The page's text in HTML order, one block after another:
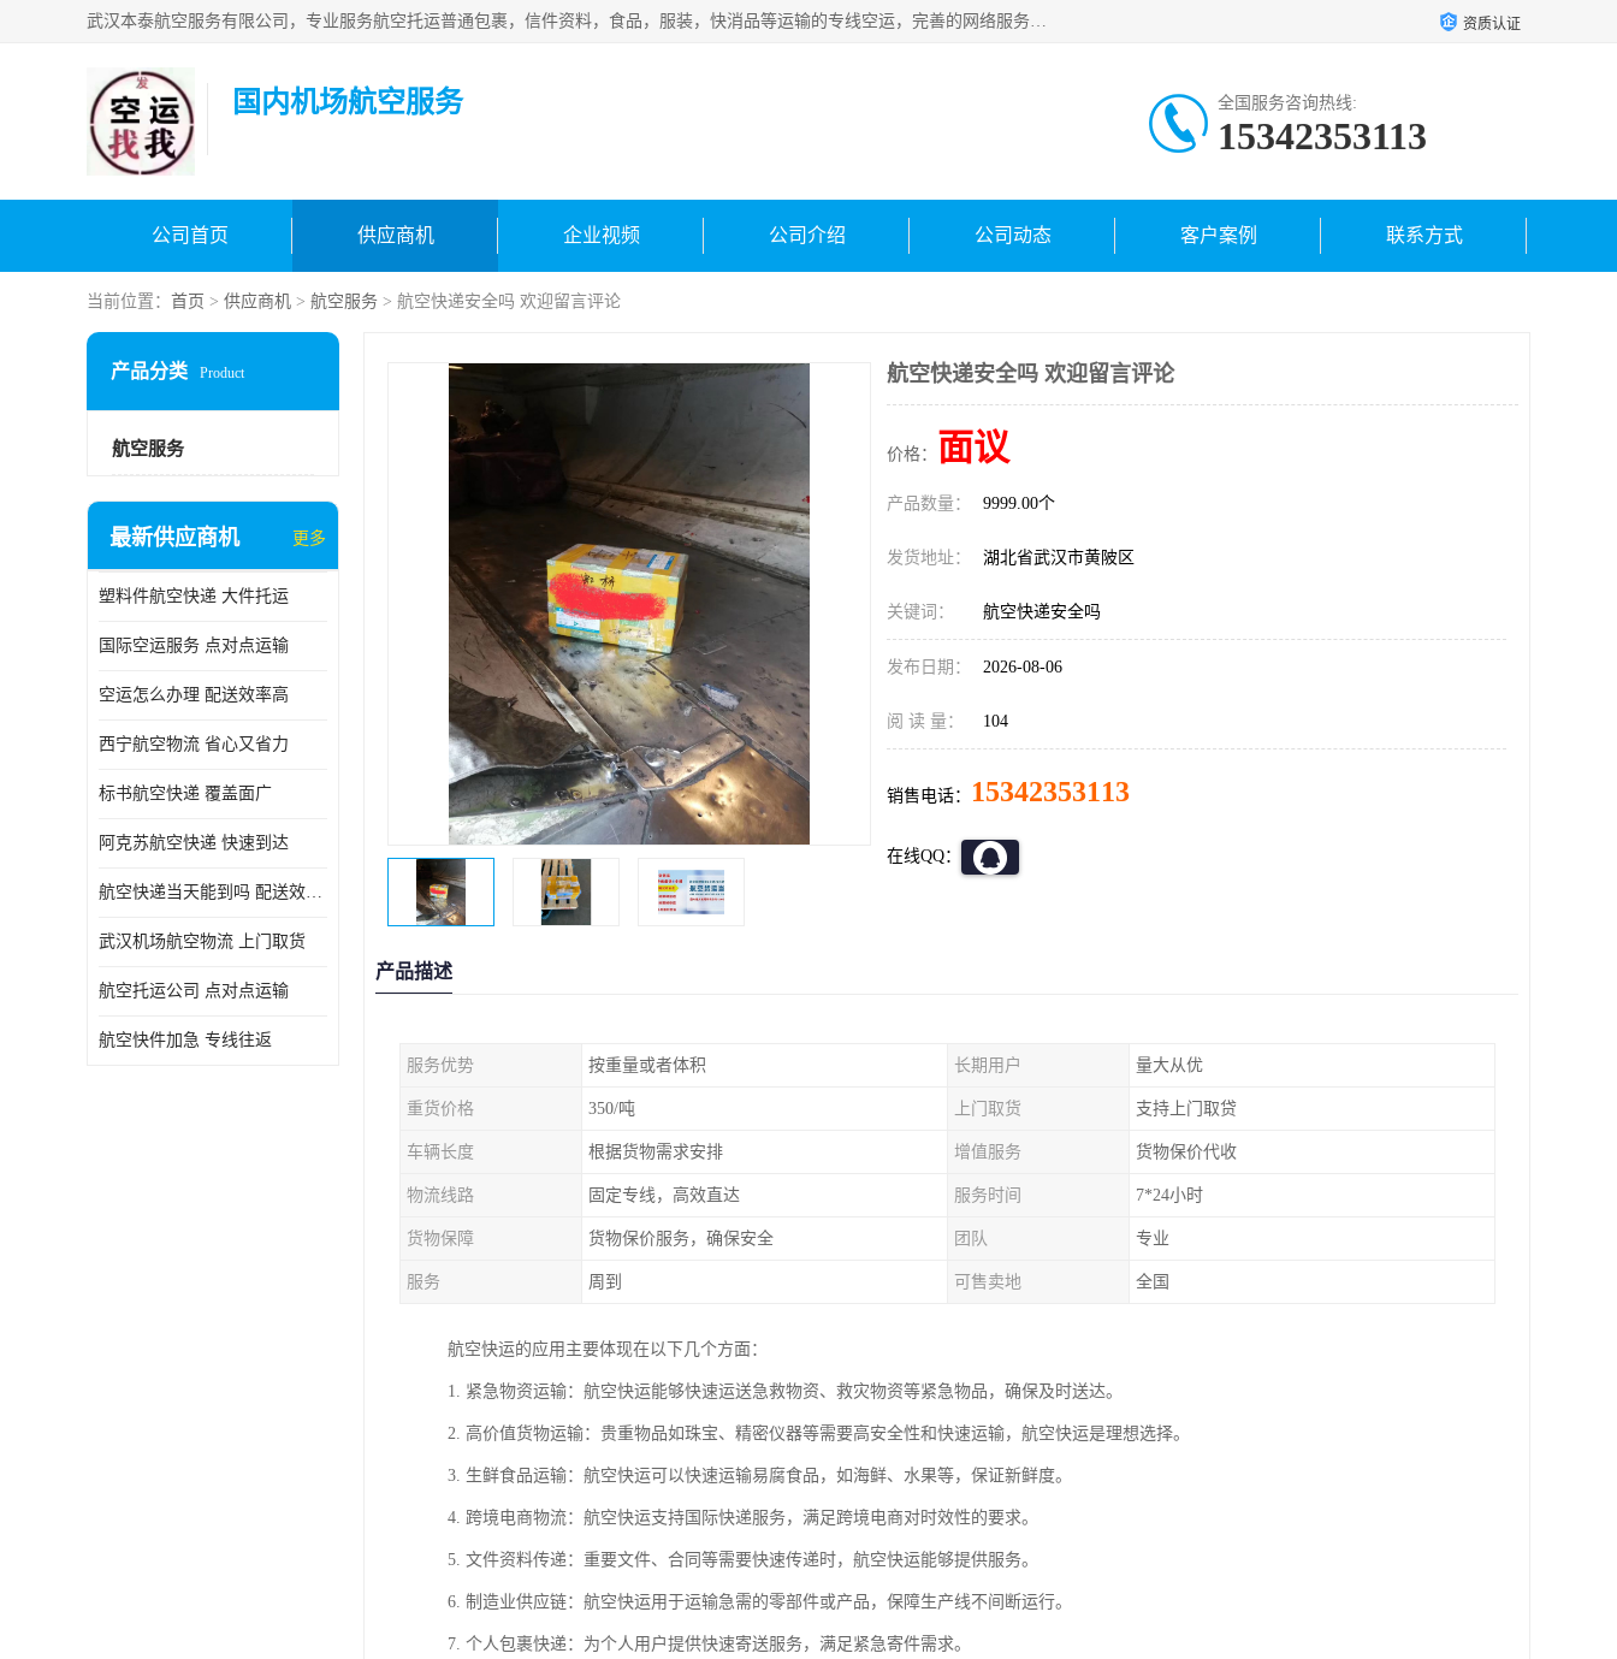
武汉本泰航空服务有限公司，专业服务航空托运普通包裹，信件资料，食品，服装，快消品等运输的专线空运，完善的网络服务确保为客户提供准确、*、安全的“门对门”服务，本着“诚信为本、精诚合作”的服务宗旨.“以安全运输为保障，以运价合理要求市场”的经营理念。武汉机场货运、武汉航空物流、武汉空运、武汉天河国际机场东方、南方、国际航空、机场空运业务覆盖国内二三线机场城市，如：武汉-敦煌、武汉-柳州等 资质认证
国内机场航空服务 全国服务咨询热线:
15342353113
公司首页 供应商机 企业视频 公司介绍 公司动态 客户案例 联系方式
当前位置： 首页 > 供应商机 > 航空服务 > 航空快递安全吗 欢迎留言评论
产品分类 Product
航空服务
最新供应商机 更多
塑料件航空快递 大件托运
国际空运服务 点对点运输
空运怎么办理 配送效率高
西宁航空物流 省心又省力
标书航空快递 覆盖面广
阿克苏航空快递 快速到达
航空快递当天能到吗 配送效率高
武汉机场航空物流 上门取货
航空托运公司 点对点运输
航空快件加急 专线往返
航空快递安全吗 欢迎留言评论
价格： 面议
产品数量： 9999.00个
发货地址： 湖北省武汉市黄陂区
关键词： 航空快递安全吗
发布日期： 2026-08-06
阅 读 量： 104
销售电话： 15342353113
在线QQ：
产品描述
服务优势 按重量或者体积 长期用户 量大从优
重货价格 350/吨 上门取货 支持上门取贷
车辆长度 根据货物需求安排 增值服务 货物保价代收
物流线路 固定专线，高效直达 服务时间 7*24小时
货物保障 货物保价服务，确保安全 团队 专业
服务 周到 可售卖地 全国
航空快运的应用主要体现在以下几个方面：
1. 紧急物资运输：航空快运能够快速运送急救物资、救灾物资等紧急物品，确保及时送达。
2. 高价值货物运输：贵重物品如珠宝、精密仪器等需要高安全性和快速运输，航空快运是理想选择。
3. 生鲜食品运输：航空快运可以快速运输易腐食品，如海鲜、水果等，保证新鲜度。
4. 跨境电商物流：航空快运支持国际快递服务，满足跨境电商对时效性的要求。
5. 文件资料传递：重要文件、合同等需要快速传递时，航空快运能够提供服务。
6. 制造业供应链：航空快运用于运输急需的零部件或产品，保障生产线不间断运行。
7. 个人包裹快递：为个人用户提供快速寄送服务，满足紧急寄件需求。